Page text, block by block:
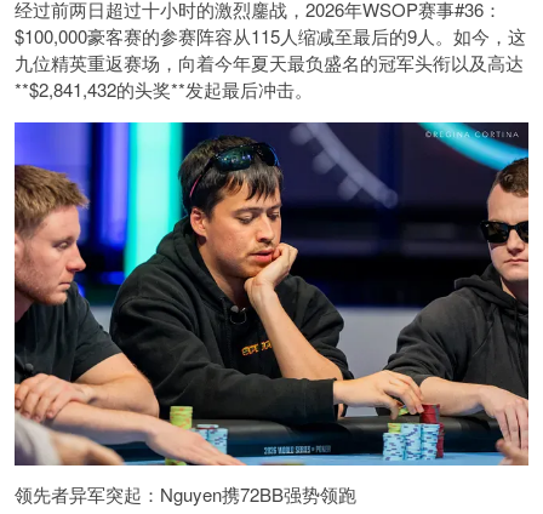
经过前两日超过十小时的激烈鏖战，2026年WSOP赛事#36：
$100,000豪客赛的参赛阵容从115人缩减至最后的9人。如今，这
九位精英重返赛场，向着今年夏天最负盛名的冠军头衔以及高达
**$2,841,432的头奖**发起最后冲击。
领先者异军突起：Nguyen携72BB强势领跑